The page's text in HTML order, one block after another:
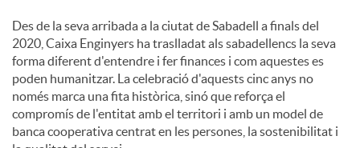
Des de la seva arribada a la ciutat de Sabadell a finals del
2020, Caixa Enginyers ha traslladat als sabadellencs la seva
forma diferent d'entendre i fer finances i com aquestes es
poden humanitzar. La celebració d'aquests cinc anys no
només marca una fita històrica, sinó que reforça el
compromís de l'entitat amb el territori i amb un model de
banca cooperativa centrat en les persones, la sostenibilitat i